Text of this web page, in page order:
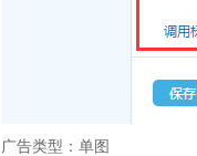
广告类型：单图